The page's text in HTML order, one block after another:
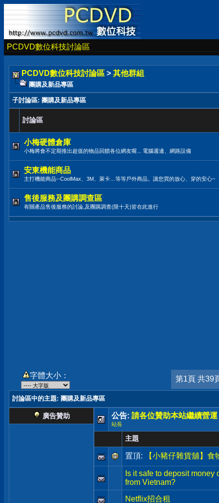
PCDVD數位科技討論區
PCDVD數位科技討論區 > 其他群組
團購及新品專區
子討論區: 團購及新品專區
討論區
小梅硬體倉庫
小梅將會不定期推出超值的物品回饋各位網友喔... 電腦週邊、網路設備
安東機能商品
主打機能商品--CoolMax、3M、萊卡…等等戶外商品。讓您買的放心、穿的安心~
售後服務及團購調查區
有關產品售後服務的討論,及團購調查(限十天)皆在此進行
字體大小： 第1頁 共39
討論區中的主題: 團購及新品專區
廣告贊助 公告: 請各位贊助本站繼續營運
站長
主題
置頂: 【小豬仔雜貨舖】
Is it safe to deposit
from Vietnam?
Netflix招合租